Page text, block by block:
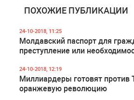
ПОХОЖИЕ ПУБЛИКАЦИИ
24-10-2018, 11:25
Молдавский паспорт для
преступление или
24-10-2018, 12:19
Миллиардеры готовят против
оранжевую революцию